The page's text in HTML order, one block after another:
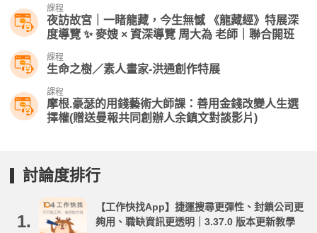
課程
夜訪故宮｜一睹龍藏，今生無憾 《龍藏經》特展深
度導覽 ✨ 麥嫂 × 資深導覽 周大為 老師｜聯合開班
課程
生命之樹／素人畫家-洪通創作特展
課程
摩根.豪瑟的用錢藝術大師課：善用金錢改變人生選
擇權(贈送曼報共同創辦人余鎮文對談影片)
討論度排行
1.
【工作快找App】捷運搜尋更彈性、封鎖公司更
夠用、職缺資訊更透明｜3.37.0 版本更新教學